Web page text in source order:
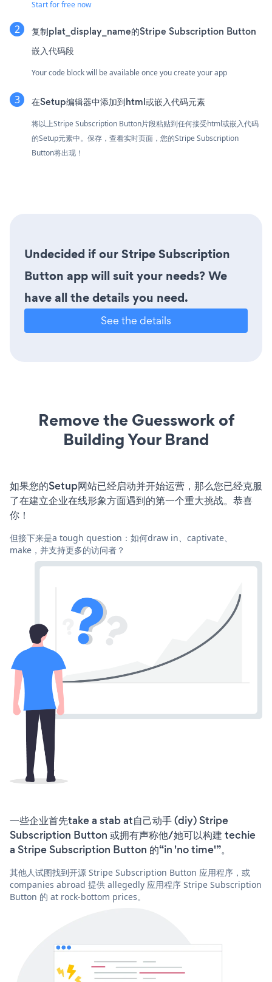
Start for free now
复制plat_display_name的Stripe Subscription Button
嵌入代码段
Your code block will be available once you create your app
在Setup编辑器中添加到html或嵌入代码元素
将以上Stripe Subscription Button片段粘贴到任何接受html或嵌入代码
的Setup元素中。保存，查看实时页面，您的Stripe Subscription
Button将出现！
Undecided if our Stripe Subscription
Button app will suit your needs? We
have all the details you need.
See the details
Remove the Guesswork of
Building Your Brand
如果您的Setup网站已经启动并开始运营，那么您已经克服
了在建立企业在线形象方面遇到的第一个重大挑战。恭喜
你！
但接下来是a tough question：如何draw in、captivate、
make，并支持更多的访问者？
一些企业首先take a stab at自己动手 (diy) Stripe
Subscription Button 或拥有声称他/她可以构建 techie
a Stripe Subscription Button 的“in 'no time'”。
其他人试图找到开源 Stripe Subscription Button 应用程序，或
companies abroad 提供 allegedly 应用程序 Stripe Subscription
Button 的 at rock-bottom prices。